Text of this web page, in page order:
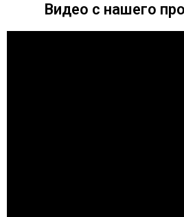
Видео с нашего